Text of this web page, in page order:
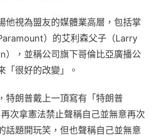
他視為盟友的媒體業高層，包括掌
）的艾利森父子（Larry
），並稱公司旗下哥倫比亞廣播公
「很好的改變」。
特朗普戴上一頂寫有「特朗普
次拿憲法禁止聲稱自己並無意再次
話題開玩笑，但也聲稱自己並無意